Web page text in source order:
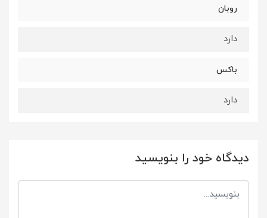
روبان
دارد
باکس
دارد
دیدگاه خود را بنویسید